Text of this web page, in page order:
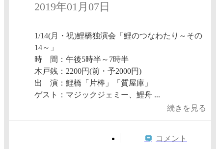
2019年01月07日
1/14(月・祝)鯉橋独演会「鯉のつなわたり～その
14～」
時 間：午後5時半～7時半
木戸銭：2200円(前・予2000円)
出 演：鯉橋「片棒」「質屋庫」
ゲスト：マジックジェミー、鯉舟 ...
続きを見る
コメント